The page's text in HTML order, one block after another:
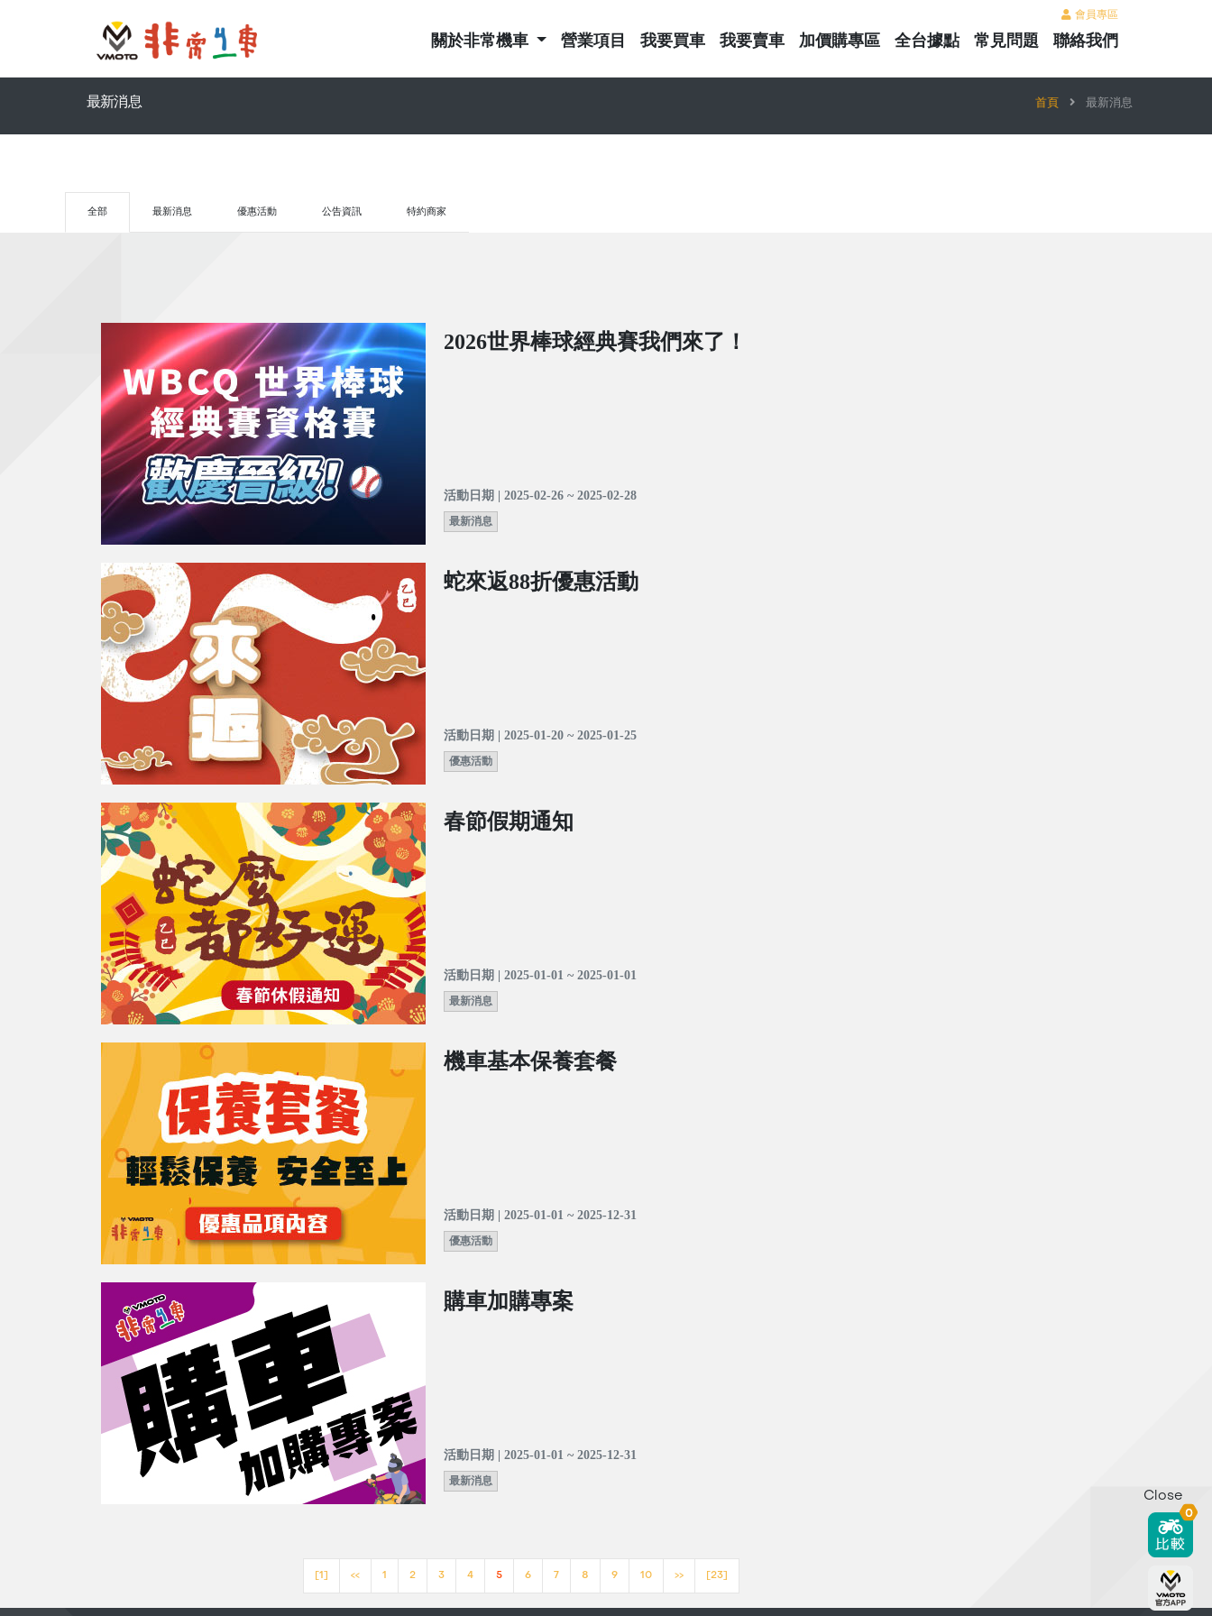
會員專區
關於非常機車 營業項目 我要買車 我要賣車 加價購專區 全台據點 常見問題 聯絡我們
最新消息 首頁 最新消息
全部 最新消息 優惠活動 公告資訊 特約商家
2026世界棒球經典賽我們來了！
活動日期 | 2025-02-26 ~ 2025-02-28
最新消息
蛇來返88折優惠活動
活動日期 | 2025-01-20 ~ 2025-01-25
優惠活動
春節假期通知
活動日期 | 2025-01-01 ~ 2025-01-01
最新消息
機車基本保養套餐
活動日期 | 2025-01-01 ~ 2025-12-31
優惠活動
購車加購專案
活動日期 | 2025-01-01 ~ 2025-12-31
最新消息
[1] << 1 2 3 4 5 6 7 8 9 10 >> [23]
Close
0